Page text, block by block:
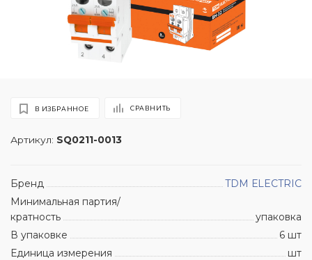
Артикул: SQ0211-0013
В ИЗБРАННОЕ СРАВНИТЬ
Бренд
TDM ЕLECTRIC
Минимальная партия/
кратность
упаковка
В упаковке
6 шт
Единица измерения
шт